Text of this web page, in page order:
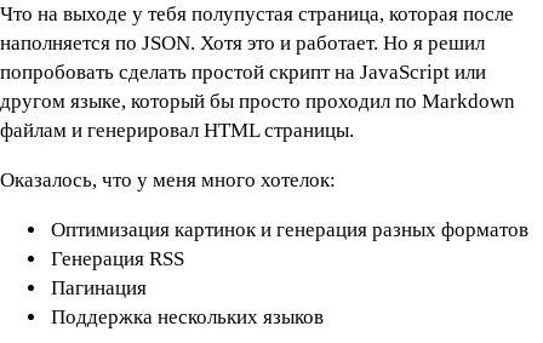
Что на выходе у тебя полупустая страница, которая после
наполняется по JSON. Хотя это и работает. Но я решил
попробовать сделать простой скрипт на JavaScript или
другом языке, который бы просто проходил по Markdown
файлам и генерировал HTML страницы.
Оказалось, что у меня много хотелок:
Оптимизация картинок и генерация разных форматов
Генерация RSS
Пагинация
Поддержка нескольких языков